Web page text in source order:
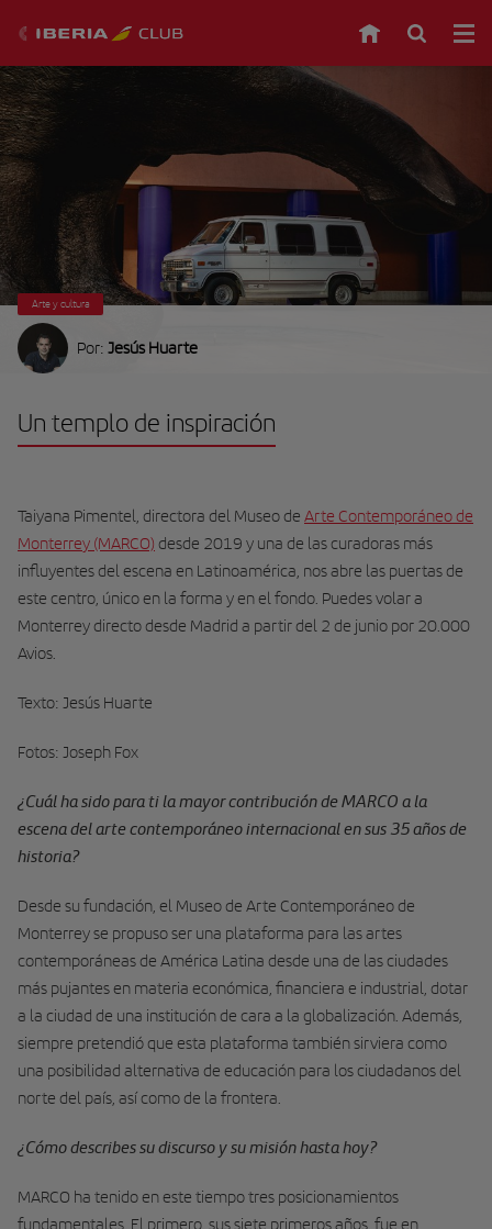
Arte y cultura
Por: Jesús Huarte
Un templo de inspiración
Taiyana Pimentel, directora del Museo de Arte Contemporáneo de
Monterrey (MARCO) desde 2019 y una de las curadoras más
influyentes del escena en Latinoamérica, nos abre las puertas de
este centro, único en la forma y en el fondo. Puedes volar a
Monterrey directo desde Madrid a partir del 2 de junio por 20.000
Avios.
Texto: Jesús Huarte
Fotos: Joseph Fox
¿Cuál ha sido para ti la mayor contribución de MARCO a la
escena del arte contemporáneo internacional en sus 35 años de
historia?
Desde su fundación, el Museo de Arte Contemporáneo de
Monterrey se propuso ser una plataforma para las artes
contemporáneas de América Latina desde una de las ciudades
más pujantes en materia económica, financiera e industrial, dotar
a la ciudad de una institución de cara a la globalización. Además,
siempre pretendió que esta plataforma también sirviera como
una posibilidad alternativa de educación para los ciudadanos del
norte del país, así como de la frontera.
¿Cómo describes su discurso y su misión hasta hoy?
MARCO ha tenido en este tiempo tres posicionamientos
fundamentales. El primero, sus siete primeros años, fue en